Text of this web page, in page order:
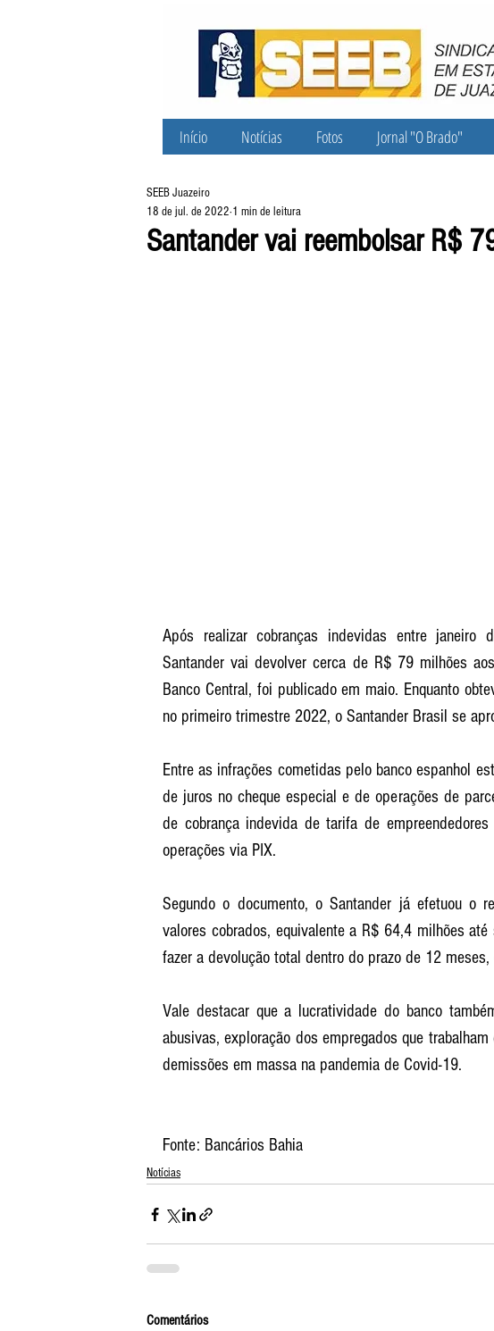
Início Notícias Fotos Jornal "O Brado"
Santander vai reembolsar R$
SEEB Juazeiro
18 de jul. de 2022 1 min de leitura
Após realizar cobranças indevidas entre
Santander vai devolver cerca de R$ 79 milhões
Banco Central, foi publicado em maio. Enquanto
no primeiro trimestre 2022, o Santander Brasil se
Entre as infrações cometidas pelo banco espanhol
de juros no cheque especial e de operações de
de cobrança indevida de tarifa de
operações via PIX.
Segundo o documento, o Santander já efetuou o
valores cobrados, equivalente a R$ 64,4 milhões
fazer a devolução total dentro do prazo de 12
Vale destacar que a lucratividade do banco
abusivas, exploração dos empregados que
demissões em massa na pandemia de Covid-19.
Fonte: Bancários Bahia
Notícias
Comentários